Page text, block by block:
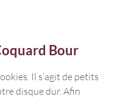
Bour
Il s’agit de petits
disque dur. Afin